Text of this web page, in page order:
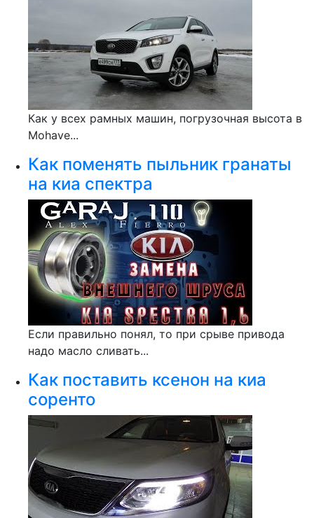
Как у всех рамных машин, погрузочная высота в
Mohave...
Как поменять пыльник гранаты
на киа спектра
Если правильно понял, то при срыве привода
надо масло сливать...
Как поставить ксенон на киа
соренто